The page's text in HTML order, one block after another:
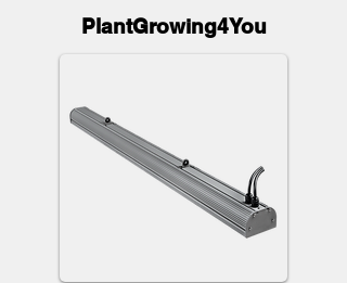
PlantGrowing4You